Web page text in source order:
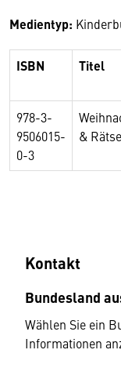
Medientyp:
ISBN Titel
978-3-
9506015-
0-3
&
Kontakt
Bundesland
Wählen Sie ein
Informationen